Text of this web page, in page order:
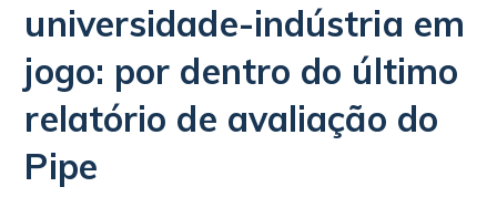
universidade-indústria em
jogo: por dentro do último
relatório de avaliação do
Pipe